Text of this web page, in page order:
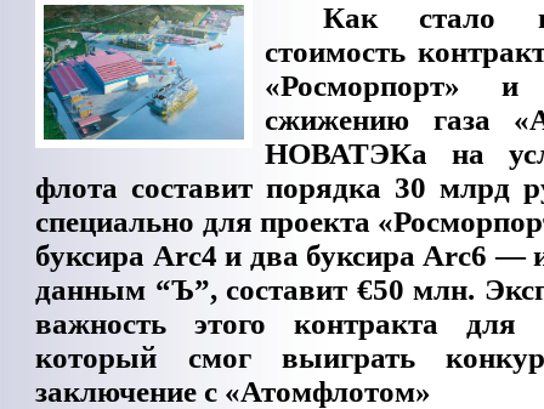
Как стало
стоимость
«Росморпорт»
сжижению газа
НОВАТЭКа на
флота составит порядка 30 млрд
специально для проекта
буксира Arc4 и два буксира Arc6 —
данным “Ъ”, составит €50 млн.
важность этого контракта для
который смог выиграть
заключение с «Атомфлотом»